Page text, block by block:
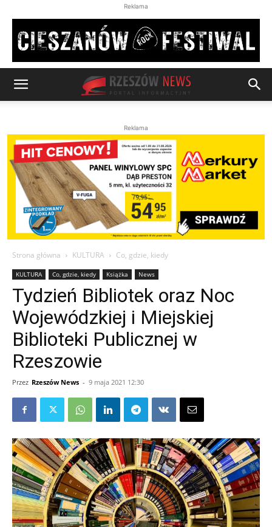
Reklama
Reklama
Strona główna KULTURA Co, gdzie, kiedy
KULTURA Co, gdzie, kiedy Książka News
Tydzień Bibliotek oraz Noc
Wojewódzkiej i Miejskiej
Biblioteki Publicznej w
Rzeszowie
Przez Rzeszów News - 9 maja 2021 12:30